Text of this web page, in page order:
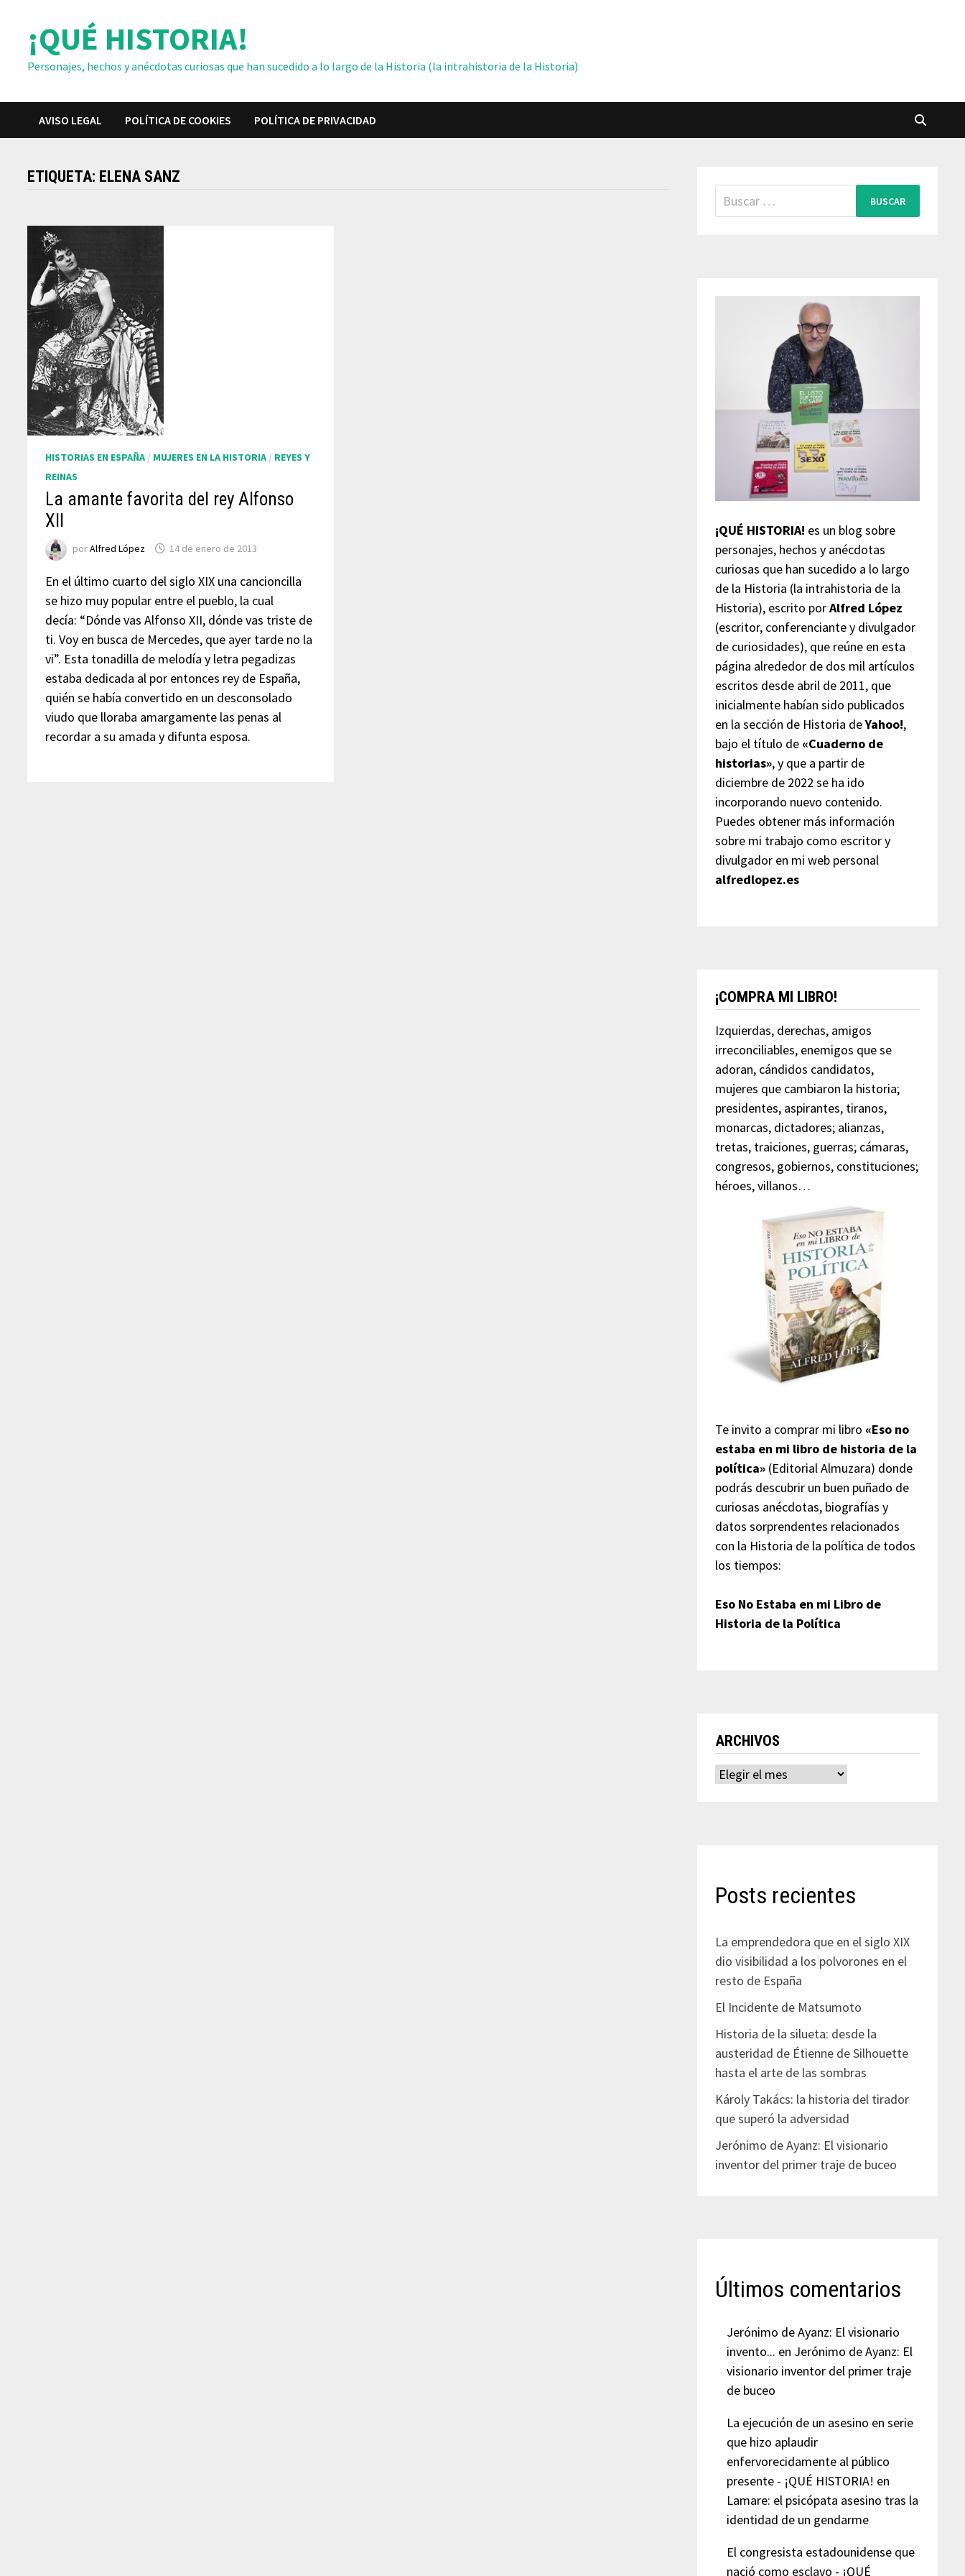
contenido¡QUÉ HISTORIA!
Personajes, hechos y anécdotas curiosas que han sucedido a lo largo de la Historia (la intrahistoria de la Historia)
AVISO LEGAL POLÍTICA DE COOKIES POLÍTICA DE PRIVACIDAD
ETIQUETA: ELENA SANZ
HISTORIAS EN ESPAÑA / MUJERES EN LA HISTORIA / REYES Y
REINAS
La amante favorita del rey Alfonso
XII
porAlfred López 14 de enero de 2013
En el último cuarto del siglo XIX una cancioncilla
se hizo muy popular entre el pueblo, la cual
decía: “Dónde vas Alfonso XII, dónde vas triste de
ti. Voy en busca de Mercedes, que ayer tarde no la
vi”. Esta tonadilla de melodía y letra pegadizas
estaba dedicada al por entonces rey de España,
quién se había convertido en un desconsolado
viudo que lloraba amargamente las penas al
recordar a su amada y difunta esposa.
Buscar:
¡QUÉ HISTORIA! es un blog sobre
personajes, hechos y anécdotas
curiosas que han sucedido a lo largo
de la Historia (la intrahistoria de la
Historia), escrito porAlfred López
(escritor, conferenciante y divulgador
de curiosidades), que reúne en esta
página alrededor de dos mil artículos
escritos desde abril de 2011, que
inicialmente habían sido publicados
en la sección de Historia deYahoo!,
bajo el título de «Cuaderno de
historias», y que a partir de
diciembre de 2022 se ha ido
incorporando nuevo contenido.
Puedes obtener más información
sobre mi trabajo como escritor y
divulgador en mi web personal
alfredlopez.es
¡COMPRA MI LIBRO!
Izquierdas, derechas, amigos
irreconciliables, enemigos que se
adoran, cándidos candidatos,
mujeres que cambiaron la historia;
presidentes, aspirantes, tiranos,
monarcas, dictadores; alianzas,
tretas, traiciones, guerras; cámaras,
congresos, gobiernos, constituciones;
héroes, villanos…
Te invito a comprar mi libro «Eso no
estaba en mi libro de historia de la
política»(Editorial Almuzara) donde
podrás descubrir un buen puñado de
curiosas anécdotas, biografías y
datos sorprendentes relacionados
con la Historia de la política de todos
los tiempos:
Eso No Estaba en mi Libro de
Historia de la Política
ARCHIVOS
Archivos
Posts recientes
La emprendedora que en el siglo XIX
dio visibilidad a los polvorones en el
resto de España
El Incidente de Matsumoto
Historia de la silueta: desde la
austeridad de Étienne de Silhouette
hasta el arte de las sombras
Károly Takács: la historia del tirador
que superó la adversidad
Jerónimo de Ayanz: El visionario
inventor del primer traje de buceo
Últimos comentarios
Jerónimo de Ayanz: El visionario
invento... en Jerónimo de Ayanz: El
visionario inventor del primer traje
de buceo
La ejecución de un asesino en serie
que hizo aplaudir
enfervorecidamente al público
presente - ¡QUÉ HISTORIA! en
Lamare: el psicópata asesino tras la
identidad de un gendarme
El congresista estadounidense que
nació como esclavo - ¡QUÉ